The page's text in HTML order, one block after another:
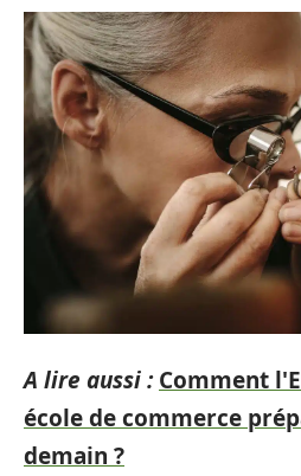
A lire aussi : Comment
école de commerce
demain ?